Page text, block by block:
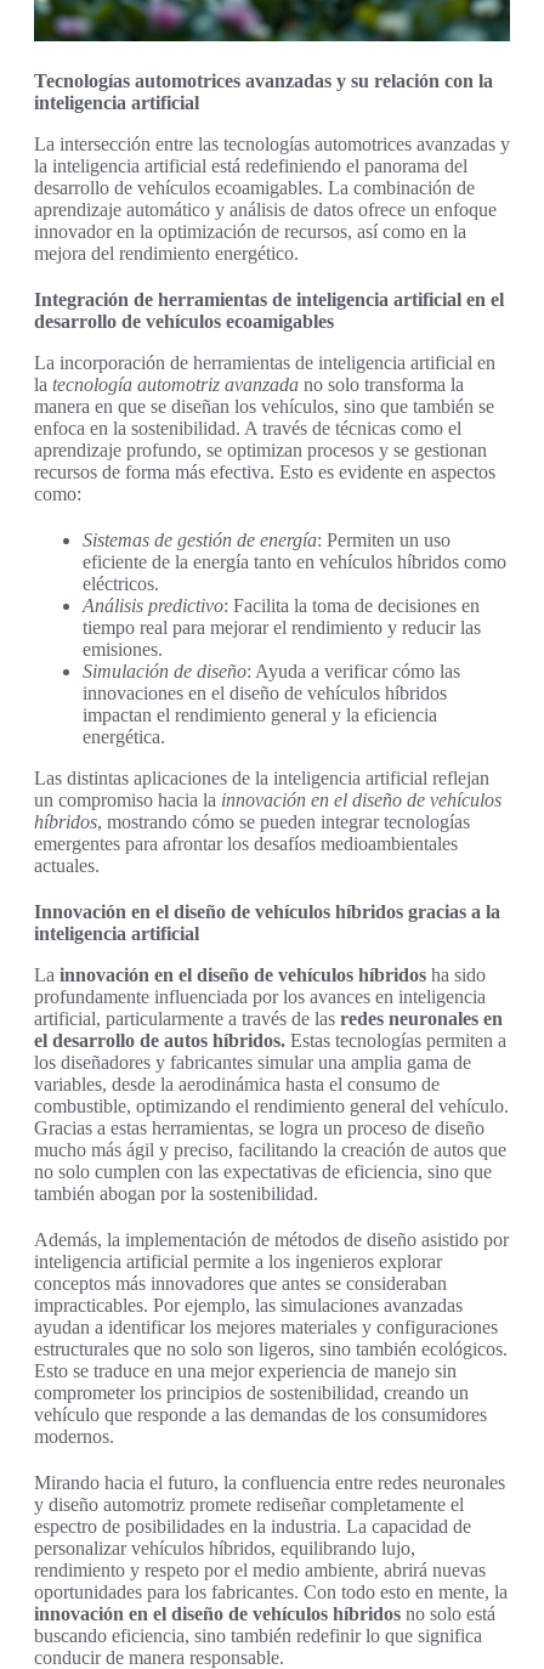
Tecnologías automotrices avanzadas y su relación con la
inteligencia artificial
La intersección entre las tecnologías automotrices avanzadas y
la inteligencia artificial está redefiniendo el panorama del
desarrollo de vehículos ecoamigables. La combinación de
aprendizaje automático y análisis de datos ofrece un enfoque
innovador en la optimización de recursos, así como en la
mejora del rendimiento energético.
Integración de herramientas de inteligencia artificial en el
desarrollo de vehículos ecoamigables
La incorporación de herramientas de inteligencia artificial en
la tecnología automotriz avanzada no solo transforma la
manera en que se diseñan los vehículos, sino que también se
enfoca en la sostenibilidad. A través de técnicas como el
aprendizaje profundo, se optimizan procesos y se gestionan
recursos de forma más efectiva. Esto es evidente en aspectos
como:
Sistemas de gestión de energía: Permiten un uso
eficiente de la energía tanto en vehículos híbridos como
eléctricos.
Análisis predictivo: Facilita la toma de decisiones en
tiempo real para mejorar el rendimiento y reducir las
emisiones.
Simulación de diseño: Ayuda a verificar cómo las
innovaciones en el diseño de vehículos híbridos
impactan el rendimiento general y la eficiencia
energética.
Las distintas aplicaciones de la inteligencia artificial reflejan
un compromiso hacia la innovación en el diseño de vehículos
híbridos, mostrando cómo se pueden integrar tecnologías
emergentes para afrontar los desafíos medioambientales
actuales.
Innovación en el diseño de vehículos híbridos gracias a la
inteligencia artificial
La innovación en el diseño de vehículos híbridos ha sido
profundamente influenciada por los avances en inteligencia
artificial, particularmente a través de las redes neuronales en
el desarrollo de autos híbridos. Estas tecnologías permiten a
los diseñadores y fabricantes simular una amplia gama de
variables, desde la aerodinámica hasta el consumo de
combustible, optimizando el rendimiento general del vehículo.
Gracias a estas herramientas, se logra un proceso de diseño
mucho más ágil y preciso, facilitando la creación de autos que
no solo cumplen con las expectativas de eficiencia, sino que
también abogan por la sostenibilidad.
Además, la implementación de métodos de diseño asistido por
inteligencia artificial permite a los ingenieros explorar
conceptos más innovadores que antes se consideraban
impracticables. Por ejemplo, las simulaciones avanzadas
ayudan a identificar los mejores materiales y configuraciones
estructurales que no solo son ligeros, sino también ecológicos.
Esto se traduce en una mejor experiencia de manejo sin
comprometer los principios de sostenibilidad, creando un
vehículo que responde a las demandas de los consumidores
modernos.
Mirando hacia el futuro, la confluencia entre redes neuronales
y diseño automotriz promete rediseñar completamente el
espectro de posibilidades en la industria. La capacidad de
personalizar vehículos híbridos, equilibrando lujo,
rendimiento y respeto por el medio ambiente, abrirá nuevas
oportunidades para los fabricantes. Con todo esto en mente, la
innovación en el diseño de vehículos híbridos no solo está
buscando eficiencia, sino también redefinir lo que significa
conducir de manera responsable.